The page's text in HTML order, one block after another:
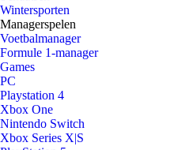
Wintersporten
Managerspelen
Voetbalmanager
Formule 1-manager
Games
PC
Playstation 4
Xbox One
Nintendo Switch
Xbox Series X|S